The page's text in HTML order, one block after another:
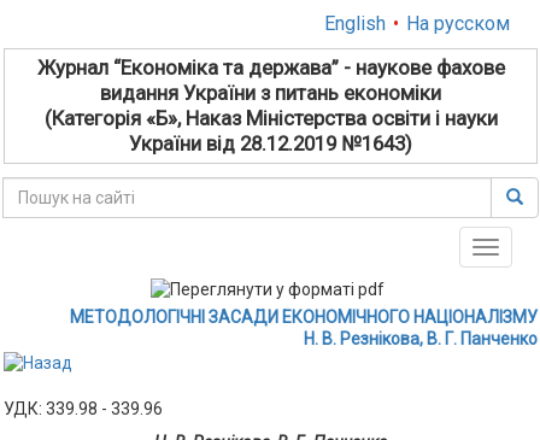
English • На русском
Журнал “Економіка та держава” - наукове фахове
видання України з питань економіки
(Категорія «Б», Наказ Міністерства освіти і науки
України від 28.12.2019 №1643)
Toggle
МЕТОДОЛОГІЧНІ ЗАСАДИ ЕКОНОМІЧНОГО НАЦІОНАЛІЗМУ
Н. В. Резнікова, В. Г. Панченко
УДК: 339.98 - 339.96